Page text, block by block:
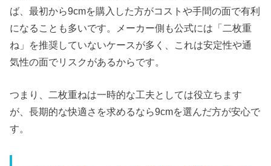
ば、最初から9cmを購入した方がコストや手間の面で有利
になることも多いです。メーカー側も公式には「二枚重
ね」を推奨していないケースが多く、これは安定性や通
気性の面でリスクがあるからです。
つまり、二枚重ねは一時的な工夫としては役立ちます
が、長期的な快適さを求めるなら9cmを選んだ方が安心で
す。